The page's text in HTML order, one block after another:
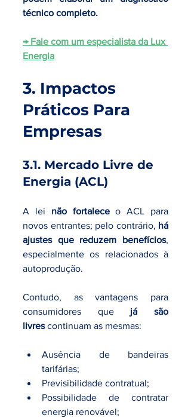
técnico completo.
→ Fale com um especialista da Lux
Energia
3. Impactos
Práticos Para
Empresas
3.1. Mercado Livre de
Energia (ACL)
A lei não fortalece o ACL para
novos entrantes; pelo contrário, há
ajustes que reduzem benefícios,
especialmente os relacionados à
autoprodução.
Contudo, as vantagens para
consumidores que já são
livres continuam as mesmas:
Ausência de bandeiras
tarifárias;
Previsibilidade contratual;
Possibilidade de contratar
energia renovável;